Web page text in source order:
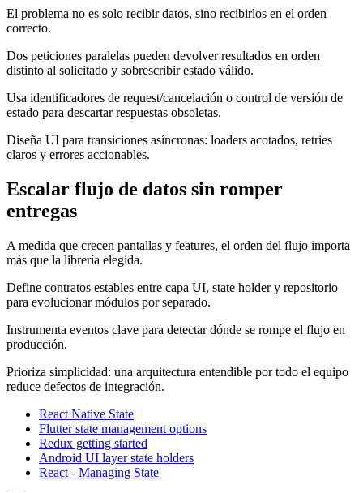
El problema no es solo recibir datos, sino recibirlos en el orden
correcto.
Dos peticiones paralelas pueden devolver resultados en orden
distinto al solicitado y sobrescribir estado válido.
Usa identificadores de request/cancelación o control de versión de
estado para descartar respuestas obsoletas.
Diseña UI para transiciones asíncronas: loaders acotados, retries
claros y errores accionables.
Escalar flujo de datos sin romper
entregas
A medida que crecen pantallas y features, el orden del flujo importa
más que la librería elegida.
Define contratos estables entre capa UI, state holder y repositorio
para evolucionar módulos por separado.
Instrumenta eventos clave para detectar dónde se rompe el flujo en
producción.
Prioriza simplicidad: una arquitectura entendible por todo el equipo
reduce defectos de integración.
React Native State
Flutter state management options
Redux getting started
Android UI layer state holders
React - Managing State